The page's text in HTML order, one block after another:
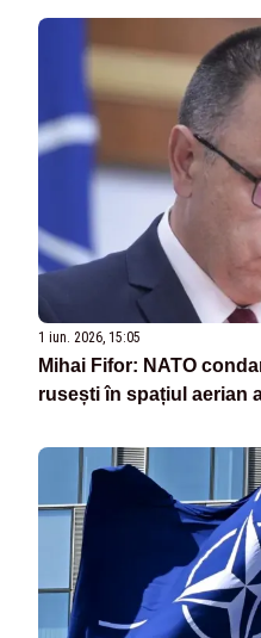
1 iun. 2026, 15:05
Mihai Fifor: NATO
rusești în spațiul aerian